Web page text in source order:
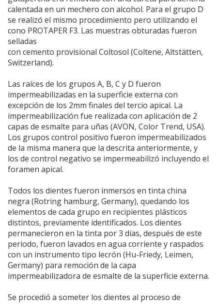
calentada en un mechero con alcohol. Para el grupo D
se realizó el mismo procedimiento pero utilizando el
cono PROTAPER F3. Las muestras obturadas fueron
selladas
con cemento provisional Coltosol (Coltene, Altstätten,
Switzerland).
Las raíces de los grupos A, B, C y D fueron
impermeabilizadas en la superficie externa con
excepción de los 2mm finales del tercio apical. La
impermeabilización fue realizada con aplicación de 2
capas de esmalte para uñas (AVON, Color Trend, USA).
Los grupos control positivo fueron impermeabilizados
de la misma manera que la descrita anteriormente, y
los de control negativo se impermeabilizó incluyendo el
foramen apical.
Todos los dientes fueron inmersos en tinta china
negra (Rotring hamburg, Germany), quedando los
elementos de cada grupo en recipientes plásticos
distintos, previamente identificados. Los dientes
permanecieron en la tinta por 3 días, después de este
periodo, fueron lavados en agua corriente y raspados
con un instrumento tipo lecrón (Hu-Friedy, Leimen,
Germany) para remoción de la capa
impermeabilizadora de esmalte de la superficie externa.
Se procedió a someter los dientes al proceso de